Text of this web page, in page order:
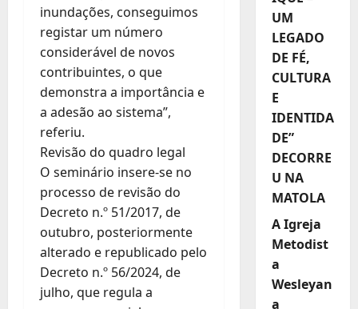
inundações, conseguimos
registar um número
considerável de novos
contribuintes, o que
demonstra a importância e
a adesão ao sistema”,
referiu.
Revisão do quadro legal
O seminário insere-se no
processo de revisão do
Decreto n.º 51/2017, de
outubro, posteriormente
alterado e republicado pelo
Decreto n.º 56/2024, de
julho, que regula a
UM
LEGADO
DE FÉ,
CULTURA
E
IDENTIDA
DE”
DECORRE
U NA
MATOLA
A Igreja
Metodist
a
Wesleyan
a